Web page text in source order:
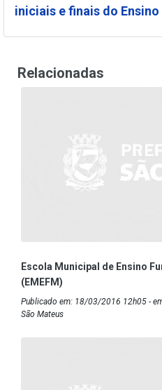
iniciais e finais do Ensino
Relacionadas
Escola Municipal de Ensino
(EMEFM)
Publicado em: 18/03/2016 12h05 -
São Mateus